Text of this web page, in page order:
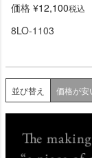
価格 ¥12,100税込
8LO-1103
並び替え 価格が安